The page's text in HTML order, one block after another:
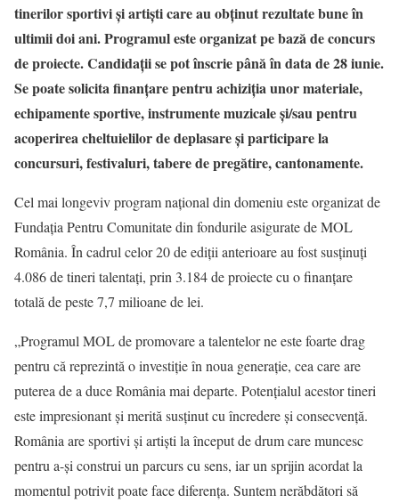
tinerilor sportivi și artiști care au obținut rezultate bune în
ultimii doi ani. Programul este organizat pe bază de concurs
de proiecte. Candidații se pot înscriepână în data de 28 iunie.
Se poate solicita finanțare pentru achiziția unor materiale,
echipamente sportive, instrumente muzicale și/sau pentru
acoperirea cheltuielilor de deplasare și participare la
concursuri, festivaluri, tabere de pregătire, cantonamente.
Cel mai longeviv program național din domeniu este organizat de
Fundația Pentru Comunitate din fondurile asigurate de MOL
România. În cadrul celor 20 de ediții anterioare au fost susținuți
4.086 de tineri talentați, prin 3.184 de proiecte cu o finanțare
totală de peste 7,7 milioane de lei.
„Programul MOL de promovare a talentelor ne este foarte drag
pentru că reprezintă o investiție în noua generație, cea care are
puterea de a duce România mai departe. Potențialul acestor tineri
este impresionant și merită susținut cu încredere și consecvență.
România are sportivi și artiști la început de drum care muncesc
pentru a-și construi un parcurs cu sens, iar un sprijin acordat la
momentul potrivit poate face diferența. Suntem nerăbdători să